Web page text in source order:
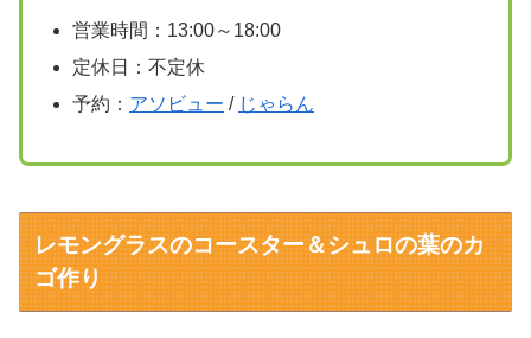
営業時間：13:00～18:00
定休日：不定休
予約： アソビュー / じゃらん
レモングラスのコースター＆シュロの葉のカ
ゴ作り